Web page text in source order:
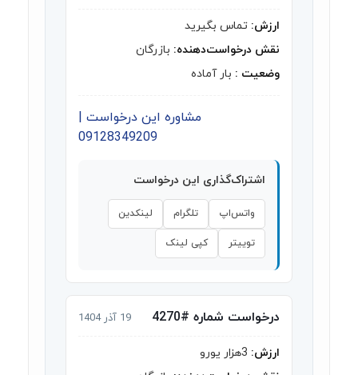
ارزش: تماس بگیرید
نقش درخواست‌دهنده: بازرگان
وضعیت : بار آماده
مشاوره این درخواست |
09128349209
اشتراک‌گذاری این درخواست
واتس‌اپ تلگرام لینکدین
توییتر کپی لینک
درخواست شماره #4270 19 آذر 1404
ارزش: